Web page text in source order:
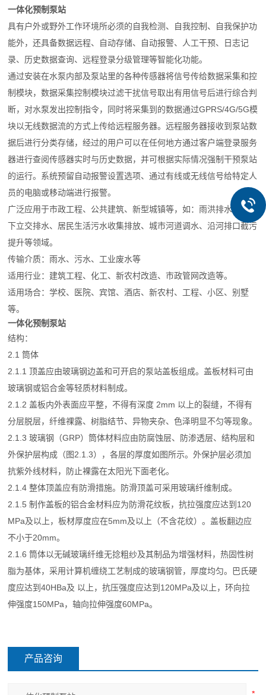
一体化预制泵站
具有户外或野外工作环境所必须的自我检测、自我控制、自我保护功
能外，还具备数据远程、自动存储、自动报警、人工干预、日志记
录、历史数据查询、远程登录分级管理等智能化功能。
通过安装在水泵内部及泵站里的各种传感器将信号传给数据采集和控
制模块，数据采集控制模块过滤干扰信号取出有用信号后进行综合判
断，对水泵发出控制指令，同时将采集到的数据通过GPRS/4G/5G模
块以无线数据流的方式上传给远程服务器。远程服务器接收到泵站数
据后进行分类存储，经过的用户可以在任何地方通过客户端登录服务
器进行查阅传感器实时与历史数据，并可根据实际情况强制干预泵站
的运行。系统预留自动报警设置选项、通过有线或无线信号给特定人
员的电脑或移动端进行报警。
广泛应用于市政工程、公共建筑、新型城镇等，如：雨洪排水、城市
下立交排水、居民生活污水收集排放、城市河道调水、沿河排口截污
提升等领域。
传输介质：雨水、污水、工业废水等
适用行业：建筑工程、化工、新农村改造、市政管网改造等。
适用场合：学校、医院、宾馆、酒店、新农村、工程、小区、别墅
等。
一体化预制泵站
结构：
2.1 筒体
2.1.1 顶盖应由玻璃钢边盖和可开启的泵站盖板组成。盖板材料可由
玻璃钢或铝合金等轻质材料制成。
2.1.2 盖板内外表面应平整，不得有深度 2mm 以上的裂缝，不得有
分层脱层，纤维祼露、树脂结节、异物夹杂、色泽明显不匀等现象。
2.1.3 玻璃钢（GRP）筒体材料应由防腐蚀层、防渗透层、结构层和
外保护层构成（图2.1.3），各层的厚度如图所示。外保护层必须加
抗紫外线材料，防止裸露在太阳光下面老化。
2.1.4 整体顶盖应有防滑措施。防滑顶盖可采用玻璃纤维制成。
2.1.5 制作盖板的铝合金材料应为防滑花纹板，抗拉强度应达到120
MPa及以上，板材厚度应在5mm及以上（不含花纹）。盖板翻边应
不小于20mm。
2.1.6 筒体以无碱玻璃纤维无捻粗纱及其制品为增强材料，热固性树
脂为基体，采用计算机缠绕工艺制成的玻璃钢管，厚度均匀。巴氏硬
度应达到40HBa及 以上，抗压强度应达到120MPa及以上，环向拉
伸强度150MPa，轴向拉伸强度60MPa。
产品咨询